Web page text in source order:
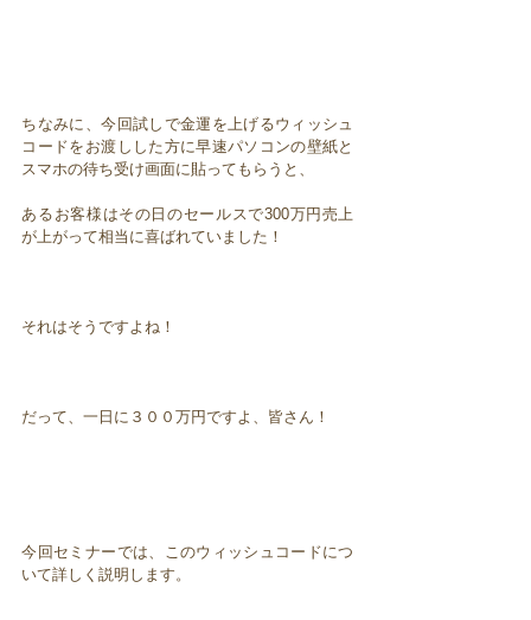
ちなみに、今回試しで金運を上げるウィッシュ
コードをお渡しした方に早速パソコンの壁紙と
スマホの待ち受け画面に貼ってもらうと、
あるお客様はその日のセールスで300万円売上
が上がって相当に喜ばれていました！
それはそうですよね！
だって、一日に３００万円ですよ、皆さん！
今回セミナーでは、このウィッシュコードにつ
いて詳しく説明します。